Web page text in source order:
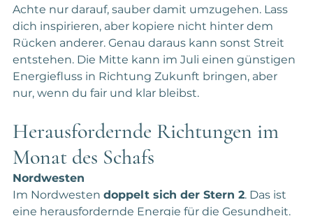
Achte nur darauf, sauber damit umzugehen. Lass
dich inspirieren, aber kopiere nicht hinter dem
Rücken anderer. Genau daraus kann sonst Streit
entstehen. Die Mitte kann im Juli einen günstigen
Energiefluss in Richtung Zukunft bringen, aber
nur, wenn du fair und klar bleibst.
Herausfordernde Richtungen im
Monat des Schafs
Nordwesten
Im Nordwesten doppelt sich der Stern 2. Das ist
eine herausfordernde Energie für die Gesundheit.